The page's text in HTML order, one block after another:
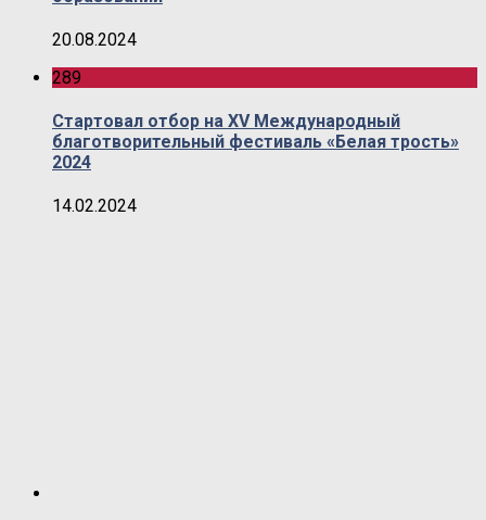
20.08.2024
289
Стартовал отбор на XV Международный
благотворительный фестиваль «Белая трость»
2024
14.02.2024